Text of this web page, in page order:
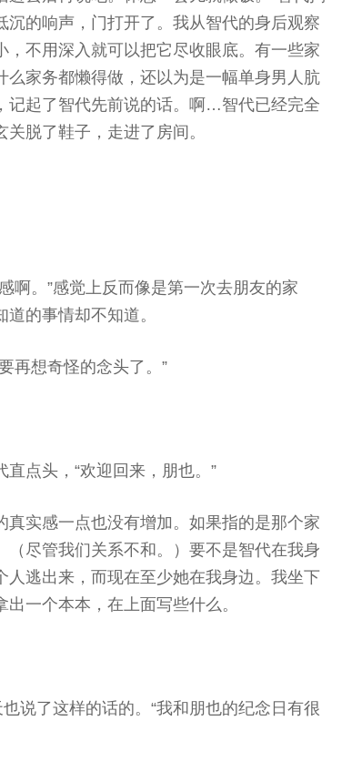
的响声，门打开了。我从智代的身后观察
不用深入就可以把它尽收眼底。有一些家
家务都懒得做，还以为是一幅单身男人肮
记起了智代先前说的话。啊…智代已经完全
脱了鞋子，走进了房间。
啊。”感觉上反而像是第一次去朋友的家
的事情却不知道。
再想奇怪的念头了。”
点头，“欢迎回来，朋也。”
实感一点也没有增加。如果指的是那个家
尽管我们关系不和。）要不是智代在我身
逃出来，而现在至少她在我身边。我坐下
一个本本，在上面写些什么。
说了这样的话的。“我和朋也的纪念日有很